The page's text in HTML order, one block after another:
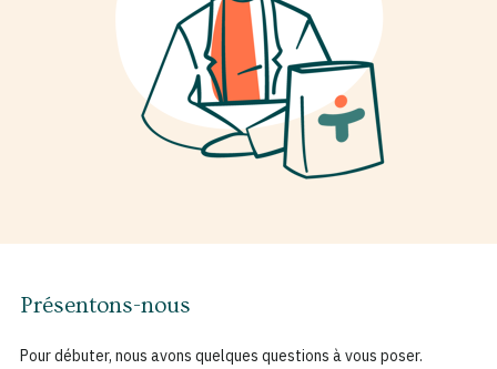
Présentons-nous
Pour débuter, nous avons quelques questions à vous poser.